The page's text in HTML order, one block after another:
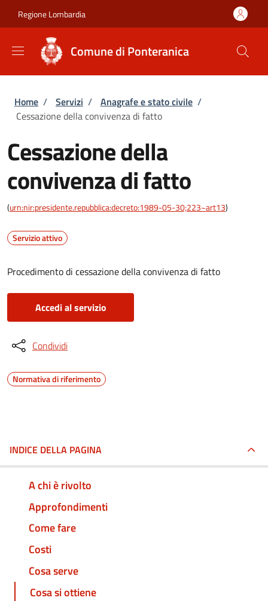
Regione Lombardia
Comune di Ponteranica
Briciole di pane
Home / Servizi / Anagrafe e stato civile /
Cessazione della convivenza di fatto
Cessazione della
convivenza di fatto
(urn:nir:presidente.repubblica:decreto:1989-05-30;223~art13)
Servizio attivo
Procedimento di cessazione della convivenza di fatto
Accedi al servizio
Condividi
Normativa di riferimento
INDICE DELLA PAGINA
A chi è rivolto
Approfondimenti
Come fare
Costi
Cosa serve
Cosa si ottiene